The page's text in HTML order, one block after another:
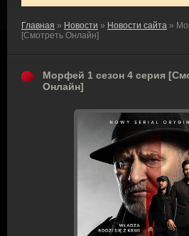
Главная » Новости » Новости сайта »
[Смотреть Онлайн]
Морфей 1 сезон 4 серия
Онлайн]